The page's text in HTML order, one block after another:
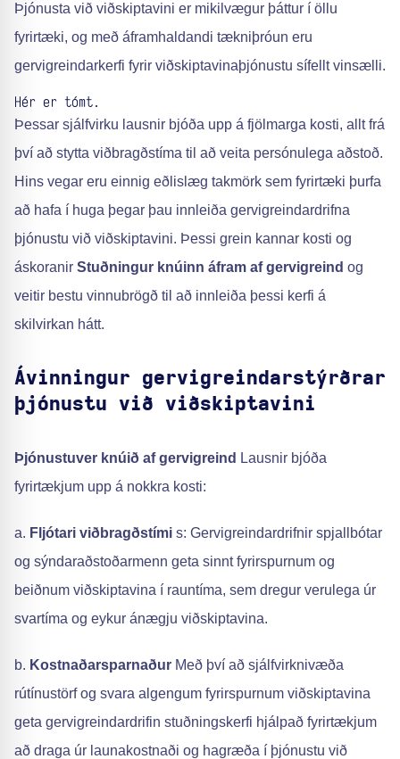
Þjónusta við viðskiptavini er mikilvægur þáttur í öllu
fyrirtæki, og með áframhaldandi tækniþróun eru
gervigreindarkerfi fyrir viðskiptavinaþjónustu sífellt vinsælli.
Hér er tómt.
Þessar sjálfvirku lausnir bjóða upp á fjölmarga kosti, allt frá
því að stytta viðbragðstíma til að veita persónulega aðstoð.
Hins vegar eru einnig eðlislæg takmörk sem fyrirtæki þurfa
að hafa í huga þegar þau innleiða gervigreindardrifna
þjónustu við viðskiptavini. Þessi grein kannar kosti og
áskoranir Stuðningur knúinn áfram af gervigreind og
veitir bestu vinnubrögð til að innleiða þessi kerfi á
skilvirkan hátt.
Ávinningur gervigreindarstýrðrar
þjónustu við viðskiptavini
Þjónustuver knúið af gervigreind Lausnir bjóða
fyrirtækjum upp á nokkra kosti:
a. Fljótari viðbragðstími s: Gervigreindardrifnir spjallbótar
og sýndaraðstoðarmenn geta sinnt fyrirspurnum og
beiðnum viðskiptavina í rauntíma, sem dregur verulega úr
svartíma og eykur ánægju viðskiptavina.
b. Kostnaðarsparnaður Með því að sjálfvirknivæða
rútínustörf og svara algengum fyrirspurnum viðskiptavina
geta gervigreindardrifin stuðningskerfi hjálpað fyrirtækjum
að draga úr launakostnaði og hagræða í þjónustu við